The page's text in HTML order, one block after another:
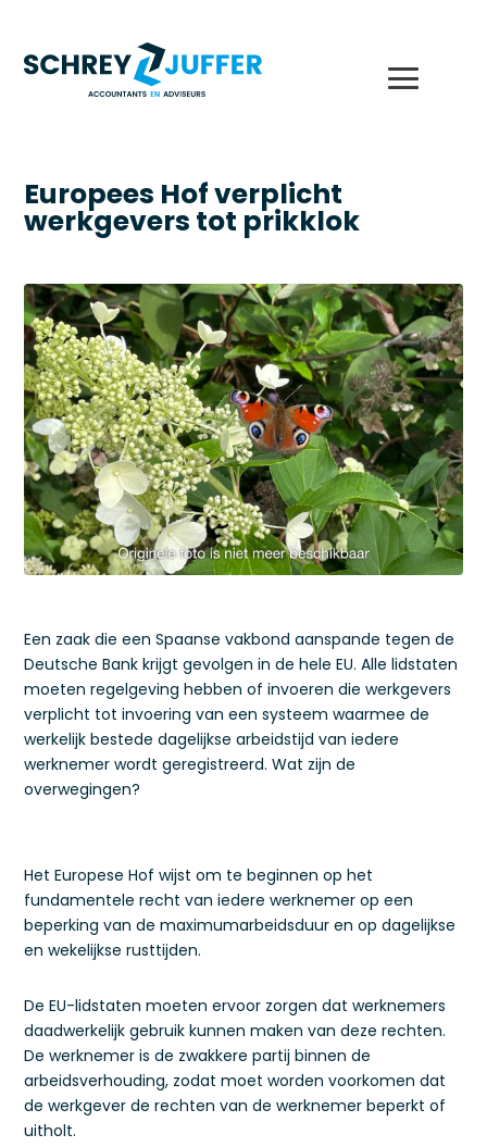
Europees Hof verplicht
werkgevers tot prikklok
Een zaak die een Spaanse vakbond aanspande tegen de
Deutsche Bank krijgt gevolgen in de hele EU. Alle lidstaten
moeten regelgeving hebben of invoeren die werkgevers
verplicht tot invoering van een systeem waarmee de
werkelijk bestede dagelijkse arbeidstijd van iedere
werknemer wordt geregistreerd. Wat zijn de
overwegingen?
Het Europese Hof wijst om te beginnen op het
fundamentele recht van iedere werknemer op een
beperking van de maximumarbeidsduur en op dagelijkse
en wekelijkse rusttijden.
De EU-lidstaten moeten ervoor zorgen dat werknemers
daadwerkelijk gebruik kunnen maken van deze rechten.
De werknemer is de zwakkere partij binnen de
arbeidsverhouding, zodat moet worden voorkomen dat
de werkgever de rechten van de werknemer beperkt of
uitholt.